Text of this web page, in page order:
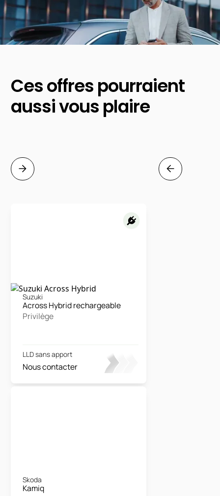
Ces offres pourraient
aussi vous plaire
Suzuki
Across Hybrid rechargeable
Privilège
LLD sans apport
Nous contacter
Skoda
Kamiq